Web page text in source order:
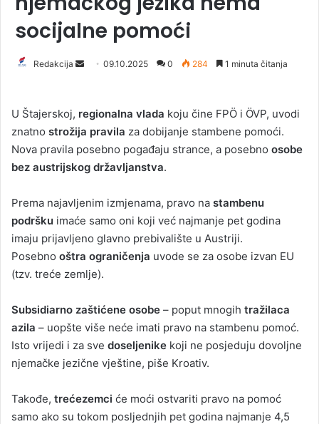
socijalne pomoći
Redakcija
d
a
n
e
a
i
l
09.10.2025 0 284 1 minuta čitanja
U Štajerskoj, regionalna vlada koju čine FPÖ i ÖVP, uvodi
znatno strožija pravila za dobijanje stambene pomoći.
Nova pravila posebno pogađaju strance, a posebno osobe
bez austrijskog državljanstva.
Prema najavljenim izmjenama, pravo na stambenu
podršku imaće samo oni koji već najmanje pet godina
imaju prijavljeno glavno prebivalište u Austriji.
Posebno oštra ograničenja uvode se za osobe izvan EU
(tzv. treće zemlje).
Subsidiarno zaštićene osobe – poput mnogih tražilaca
azila – uopšte više neće imati pravo na stambenu pomoć.
Isto vrijedi i za sve doseljenike koji ne posjeduju dovoljne
njemačke jezične vještine, piše Kroativ.
Takođe, trećezemci će moći ostvariti pravo na pomoć
samo ako su tokom posljednjih pet godina najmanje 4,5